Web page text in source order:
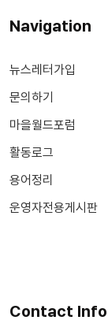
Navigation
뉴스레터가입
문의하기
마을월드포럼
활동로그
용어정리
운영자전용게시판
Contact Info